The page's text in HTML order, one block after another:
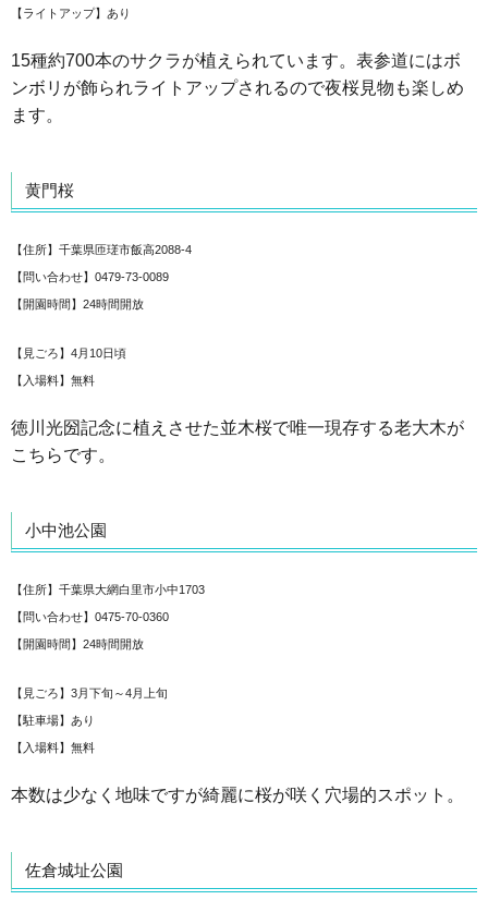
【ライトアップ】あり
15種約700本のサクラが植えられています。表参道にはボ
ンボリが飾られライトアップされるので夜桜見物も楽しめ
ます。
黄門桜
【住所】千葉県匝瑳市飯高2088-4
【問い合わせ】0479-73-0089
【開園時間】24時間開放
【見ごろ】4月10日頃
【入場料】無料
徳川光圀記念に植えさせた並木桜で唯一現存する老大木が
こちらです。
小中池公園
【住所】千葉県大網白里市小中1703
【問い合わせ】0475-70-0360
【開園時間】24時間開放
【見ごろ】3月下旬～4月上旬
【駐車場】あり
【入場料】無料
本数は少なく地味ですが綺麗に桜が咲く穴場的スポット。
佐倉城址公園